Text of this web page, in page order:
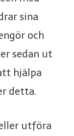
sina
och
sedan ut
hjälpa
detta.
utföra